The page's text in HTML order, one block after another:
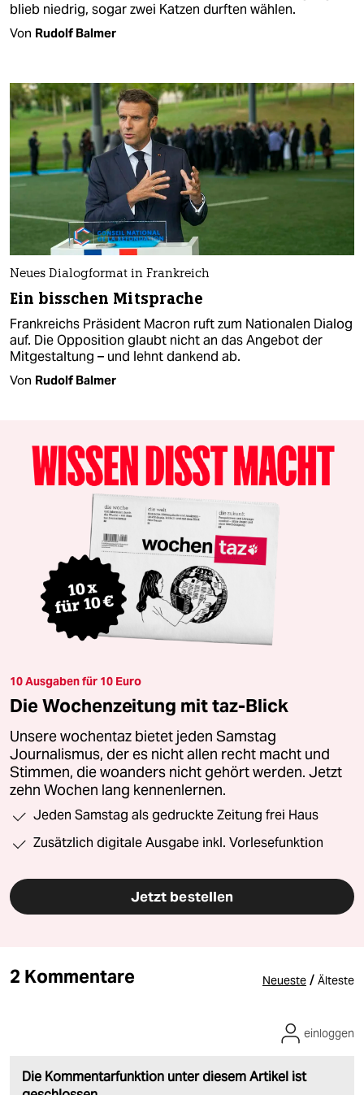
blieb niedrig, sogar zwei Katzen durften wählen.
Von Rudolf Balmer
Neues Dialogformat in Frankreich
Ein bisschen Mitsprache
Frankreichs Präsident Macron ruft zum Nationalen Dialog
auf. Die Opposition glaubt nicht an das Angebot der
Mitgestaltung – und lehnt dankend ab.
Von Rudolf Balmer
10 Ausgaben für 10 Euro
Die Wochenzeitung mit taz-Blick
Unsere wochentaz bietet jeden Samstag
Journalismus, der es nicht allen recht macht und
Stimmen, die woanders nicht gehört werden. Jetzt
zehn Wochen lang kennenlernen.
Jeden Samstag als gedruckte Zeitung frei Haus
Zusätzlich digitale Ausgabe inkl. Vorlesefunktion
Jetzt bestellen
2 Kommentare Neueste / Älteste
Die Kommentarfunktion unter diesem Artikel ist
einloggen